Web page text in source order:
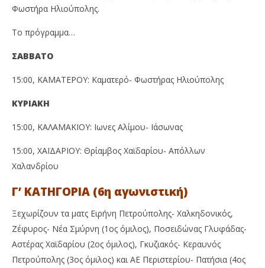
Φωστήρα Ηλιούπολης.
Το πρόγραμμα…
ΣΑΒΒΑΤΟ
15:00, ΚΑΜΑΤΕΡΟΥ: Καματερό- Φωστήρας Ηλιούπολης
ΚΥΡΙΑΚΗ
15:00, ΚΑΛΑΜΑΚΙΟΥ: Ιωνες Αλίμου- Ιάσωνας
15:00, ΧΑΪΔΑΡΙΟΥ: Θρίαμβος Χαϊδαρίου- Απόλλων
Χαλανδρίου
Γ’ ΚΑΤΗΓΟΡΙΑ (6η αγωνιστική)
Ξεχωρίζουν τα ματς Ειρήνη Πετρούπολης- Χαλκηδονικός,
Ζέφυρος- Νέα Σμύρνη (1ος όμιλος), Ποσειδώνας Γλυφάδας-
Αστέρας Χαϊδαρίου (2ος όμιλος), Γκυζιακός- Κεραυνός
Πετρούπολης (3ος όμιλος) και ΑΕ Περιστερίου- Πατήσια (4ος